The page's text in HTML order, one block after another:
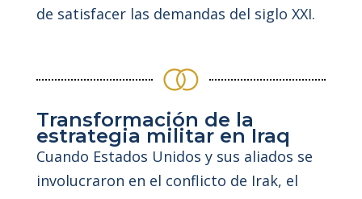
de satisfacer las demandas del siglo XXI.
Transformación de la
estrategia militar en Iraq
Cuando Estados Unidos y sus aliados se
involucraron en el conflicto de Irak, el